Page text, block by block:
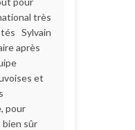
très
Sylvain
après
et
pour
bien sûr